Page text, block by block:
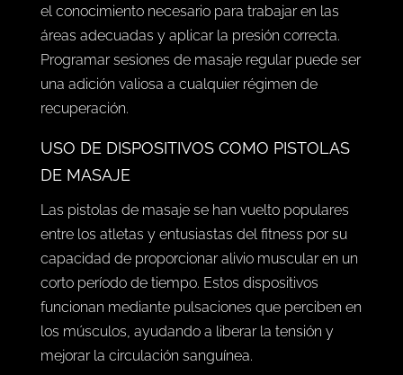
el conocimiento necesario para trabajar en las
áreas adecuadas y aplicar la presión correcta.
Programar sesiones de masaje regular puede ser
una adición valiosa a cualquier régimen de
recuperación.
USO DE DISPOSITIVOS COMO PISTOLAS
DE MASAJE
Las pistolas de masaje se han vuelto populares
entre los atletas y entusiastas del fitness por su
capacidad de proporcionar alivio muscular en un
corto período de tiempo. Estos dispositivos
funcionan mediante pulsaciones que perciben en
los músculos, ayudando a liberar la tensión y
mejorar la circulación sanguínea.